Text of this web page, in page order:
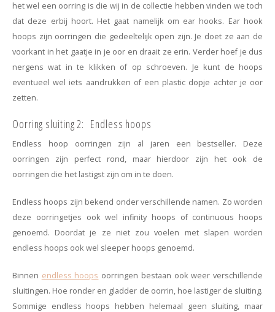
Suspender oorbellen
Bedels
Minimalism
Festival style
Sieradentrends 2025
Haarspelden strik
het wel een oorring is die wij in de collectie hebben vinden we toch
dat deze erbij hoort. Het gaat namelijk om ear hooks. Ear hook
hoops zijn oorringen die gedeeltelijk open zijn. Je doet ze aan de
voorkant in het gaatje in je oor en draait ze erin. Verder hoef je dus
nergens wat in te klikken of op schroeven. Je kunt de hoops
eventueel wel iets aandrukken of een plastic dopje achter je oor
zetten.
Oorring sluiting 2: Endless hoops
Endless hoop oorringen zijn al jaren een bestseller. Deze
oorringen zijn perfect rond, maar hierdoor zijn het ook de
oorringen die het lastigst zijn om in te doen.
Endless hoops zijn bekend onder verschillende namen. Zo worden
deze oorringetjes ook wel infinity hoops of continuous hoops
genoemd. Doordat je ze niet zou voelen met slapen worden
endless hoops ook wel sleeper hoops genoemd.
Binnen endless hoops oorringen bestaan ook weer verschillende
sluitingen. Hoe ronder en gladder de oorrin, hoe lastiger de sluiting.
Sommige endless hoops hebben helemaal geen sluiting, maar